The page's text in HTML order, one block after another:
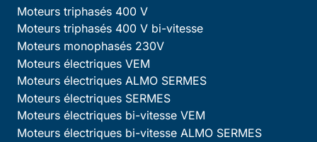
Moteurs triphasés 400 V
Moteurs triphasés 400 V bi-vitesse
Moteurs monophasés 230V
Moteurs électriques VEM
Moteurs électriques ALMO SERMES
Moteurs électriques SERMES
Moteurs électriques bi-vitesse VEM
Moteurs électriques bi-vitesse ALMO SERMES